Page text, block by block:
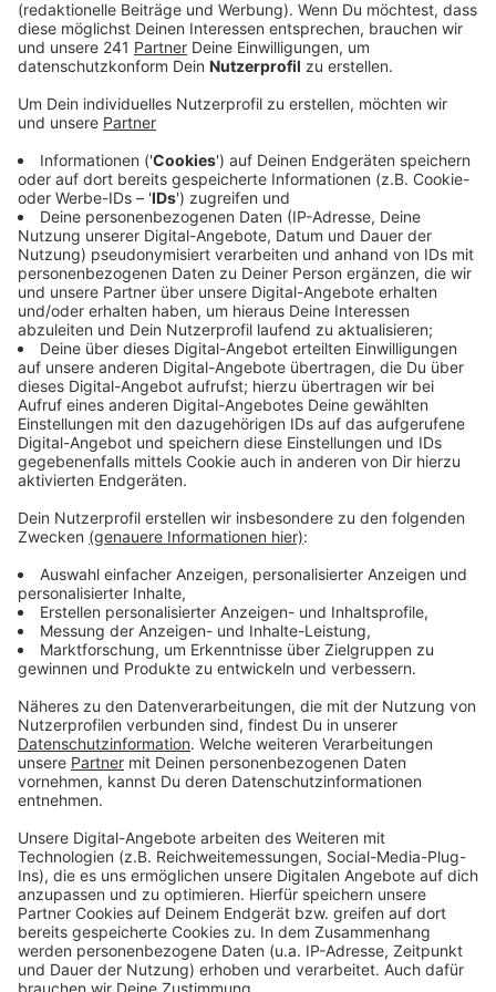
Veröffentlicht:Mittwoch, 10.07.2024 15:24
Anzeige
Am Entenpfuhl gibt es jetzt aber endlich ein konkretes
Datum für automatische Kennzeichenerfassung. Mitte
August soll es endlich soweit sein.
Wie ein Sprecher der SVE auf Radio Euskirchen
Nachfrage bestätigte, soll im Parkhaus Entenpfuhl
voraussichtlich Mitte August endlich die automatische
Kennzeichenerkennung funktionieren. Ab dem 22. Juli
wird die entsprechende Anlage eingebaut und
anschließend ausgiebig getestet.
Dazu laufen aktuell auch schon Vorarbeiten – die Ein-
und Ausfahrten werden dazu abwechselnd gesperrt,
möglich.
Damit gibt es aber nur für ein Parkhaus einen
konkreten Termin für die Schrankenanlage – an der
Spiegelstraße dauern die Arbeiten noch länger. Der
Sprecher hofft, dass dort ab Mitte Oktober die
automatische Kennzeichenerfassung funktioniert und
die Holzbuden auch dort abgebaut werden können.
Anzeige
Anzeige